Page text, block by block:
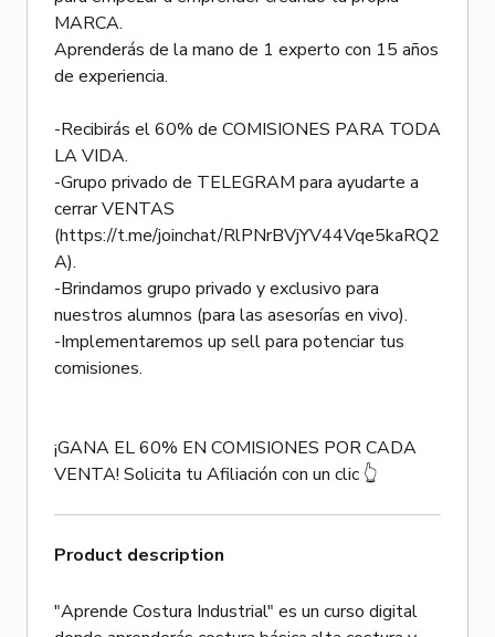
MARCA.
Aprenderás de la mano de 1 experto con 15 años
de experiencia.
-Recibirás el 60% de COMISIONES PARA TODA
LA VIDA.
-Grupo privado de TELEGRAM para ayudarte a
cerrar VENTAS
(https://t.me/joinchat/RlPNrBVjYV44Vqe5kaRQ2
A).
-Brindamos grupo privado y exclusivo para
nuestros alumnos (para las asesorías en vivo).
-Implementaremos up sell para potenciar tus
comisiones.
¡GANA EL 60% EN COMISIONES POR CADA
VENTA! Solicita tu Afiliación con un clic 👆
Product description
"Aprende Costura Industrial" es un curso digital